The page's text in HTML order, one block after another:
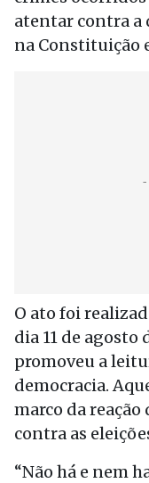
atentar contra a
na Constituição
O ato foi
dia 11 de agosto
promoveu a
democracia.
marco da reação
contra as
“Não há e nem